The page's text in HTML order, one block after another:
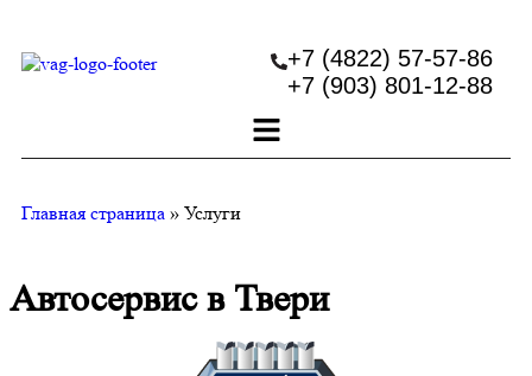
+7 (4822) 57-57-86
+7 (903) 801-12-88
Главная страница » Услуги
Автосервис в Твери